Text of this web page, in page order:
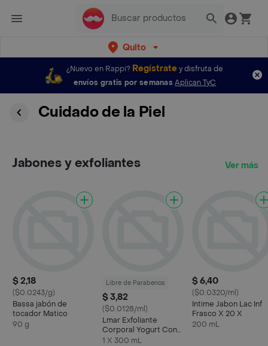
Quito
¿Nuevo en Rappi? Regístratey disfruta de
envíos gratis por semanas Aplican TyC
Cuidado de la Piel
Jabones y exfoliantes Ver más
$ 2,18
($0.0243/g)
Bassa jabón de
tocador Matico
90 g
Libre de Parabenos
$ 3,82
($0.0128/ml)
Lmar Exfoliante
Corporal Yogurt Con
Vainilla
1 X 300 mL
$ 6,40
($0.0320/ml)
Intime Jabon Lac Inf
Frasco X 20 X
200 mL